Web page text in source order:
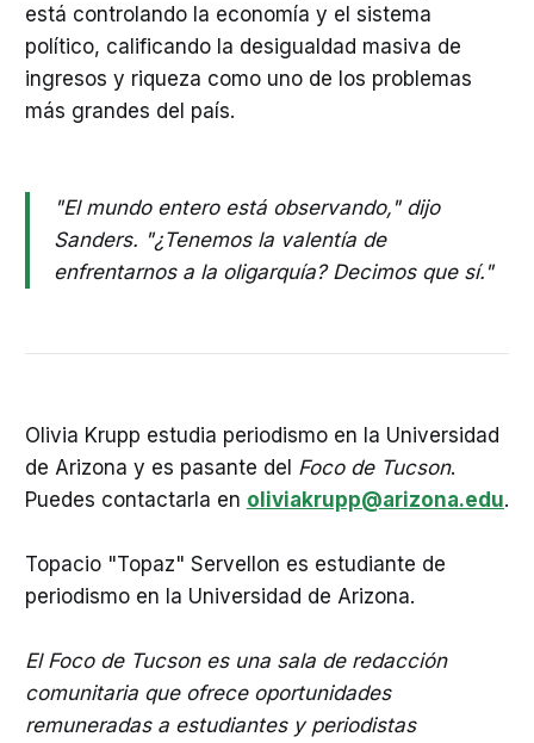
está controlando la economía y el sistema
político, calificando la desigualdad masiva de
ingresos y riqueza como uno de los problemas
más grandes del país.
"El mundo entero está observando," dijo
Sanders. "¿Tenemos la valentía de
enfrentarnos a la oligarquía? Decimos que sí."
Olivia Krupp estudia periodismo en la Universidad
de Arizona y es pasante del Foco de Tucson.
Puedes contactarla en oliviakrupp@arizona.edu.
Topacio "Topaz" Servellon es estudiante de
periodismo en la Universidad de Arizona.
El Foco de Tucson es una sala de redacción
comunitaria que ofrece oportunidades
remuneradas a estudiantes y periodistas